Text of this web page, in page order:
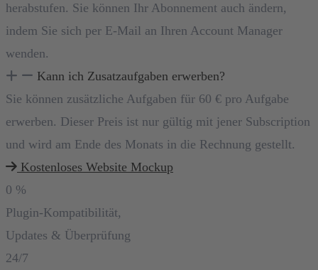
herabstufen. Sie können Ihr Abonnement auch ändern,
indem Sie sich per E-Mail an Ihren Account Manager
wenden.
Kann ich Zusatzaufgaben erwerben?
Sie können zusätzliche Aufgaben für 60 € pro Aufgabe
erwerben. Dieser Preis ist nur gültig mit jener Subscription
und wird am Ende des Monats in die Rechnung gestellt.
Kostenloses Website Mockup
0 %
Plugin-Kompatibilität,
Updates & Überprüfung
24/7